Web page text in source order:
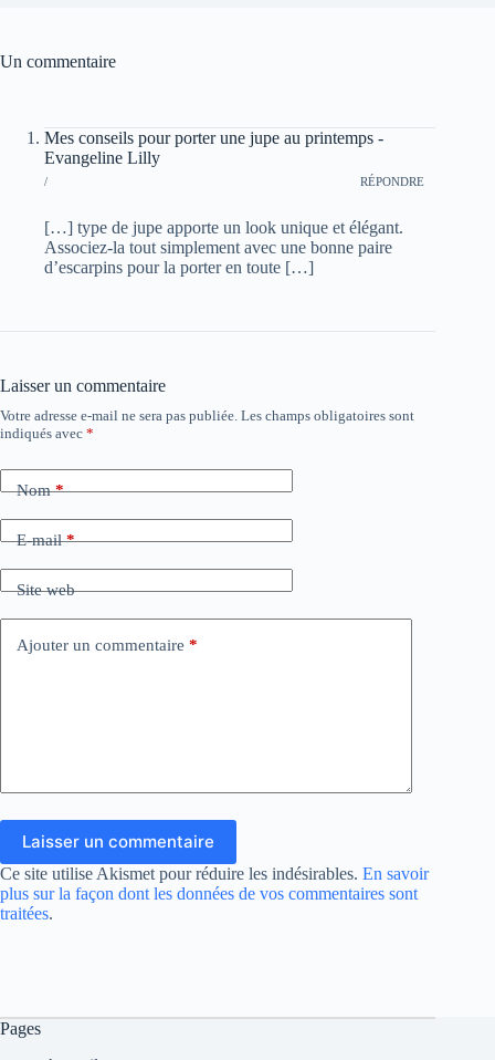
Un commentaire
Mes conseils pour porter une jupe au printemps -
Evangeline Lilly
/ RÉPONDRE
[…] type de jupe apporte un look unique et élégant.
Associez-la tout simplement avec une bonne paire
d’escarpins pour la porter en toute […]
Laisser un commentaire
Votre adresse e-mail ne sera pas publiée. Les champs obligatoires sont
indiqués avec *
Nom*
E-mail*
Site web
Ajouter un commentaire *
Laisser un commentaire
Ce site utilise Akismet pour réduire les indésirables. En savoir
plus sur la façon dont les données de vos commentaires sont
traitées.
Pages